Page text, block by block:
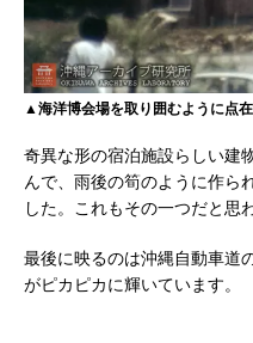
▲海洋博会場を取り囲むように点
奇異な形の宿泊施設らしい建
んで、雨後の筍のように作ら
した。これもその一つだと思
最後に映るのは沖縄自動車道
がピカピカに輝いています。